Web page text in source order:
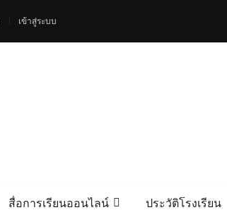
เข้าสู่ระบบ
สื่อการเรียนออนไลน์ ประวัติโรงเรียน